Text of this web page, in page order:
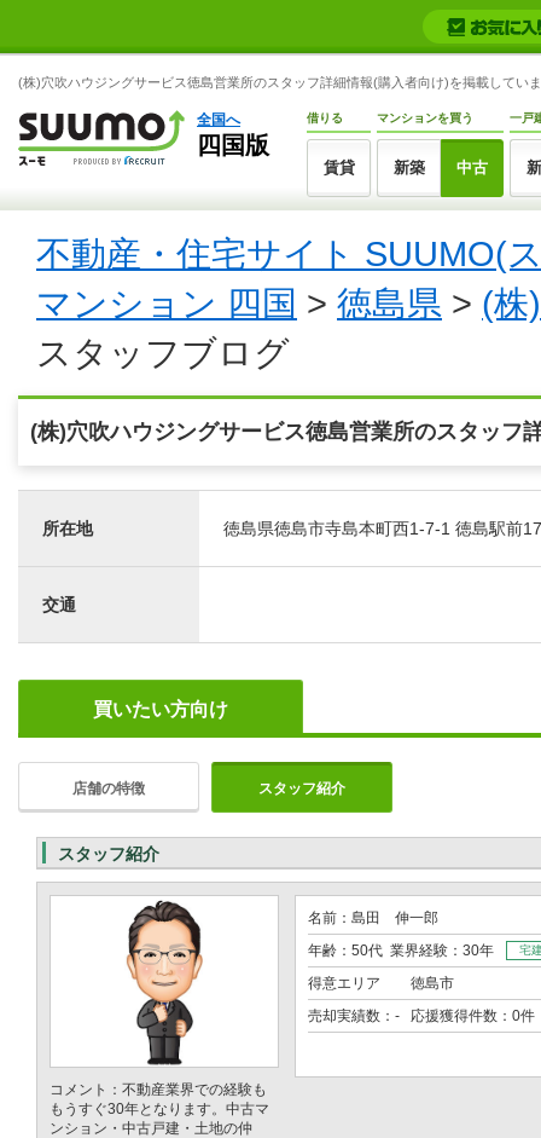
(株)穴吹ハウジングサービス徳島営業所のスタッフ詳細情報(購入者向け)を掲載してい
全国へ
四国版
借りる
賃貸
マンションを買う
新築 中古
一戸
不動産・住宅サイト SUUMO(
マンション 四国 > 徳島県 > (株
スタッフブログ
(株)穴吹ハウジングサービス徳島営業所のスタッフ
所在地 徳島県徳島市寺島本町西1-7-1 徳島駅前
交通
買いたい方向け
店舗の特徴 スタッフ紹介
スタッフ紹介
コメント：不動産業界での経験も
もうすぐ30年となります。中古マ
ンション・中古戸建・土地の仲
名前：島田 伸一郎
年齢：50代 業界経験：30年
宅
得意エリア
徳島市
売却実績数：- 応援獲得件数：0件